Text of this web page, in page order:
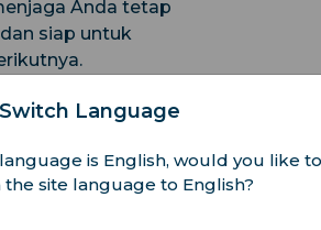
Anda tetap
siap untuk
Tersedia di
Lengkap
Switch Language
is English, would you like to
the site language to English?